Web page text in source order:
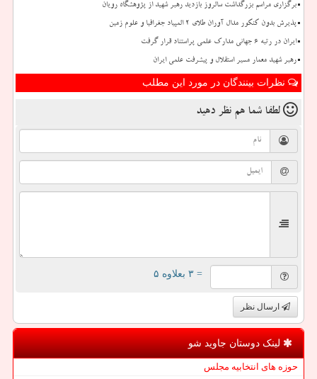
برگزاری مراسم بزرگداشت سالروز بازدید رهبر شهید از پژوهشگاه رویان
پذیرش بدون کنکور مدال آوران طلای ۲ المپیاد جغرافیا و علوم زمین
ایران در رتبه ۶ جهانی مدارک علمی پراستناد قرار گرفت
رهبر شهید معمار مسیر استقلال و پیشرفت علمی ایران
نظرات بینندگان در مورد این مطلب
لطفا شما هم نظر دهید
= ۳ بعلاوه ۵
ارسال نظر
لینک دوستان جاوید شو
حوزه های انتخابیه مجلس